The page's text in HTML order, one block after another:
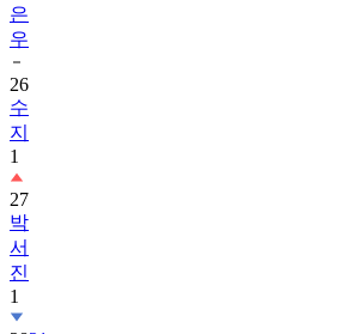
은
우
26
수
지
1
27
박
서
진
1